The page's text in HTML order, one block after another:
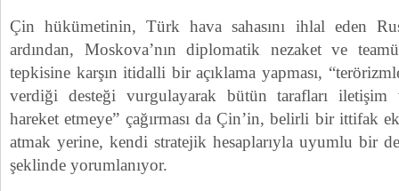
Çin hükümetinin, Türk hava sahasını ihlal eden
ardından, Moskova’nın diplomatik nezaket ve
tepkisine karşın itidalli bir açıklama yapması,
verdiği desteği vurgulayarak bütün tarafları
hareket etmeye” çağırması da Çin’in, belirli bir ittifak
atmak yerine, kendi stratejik hesaplarıyla uyumlu bir
şeklinde yorumlanıyor.